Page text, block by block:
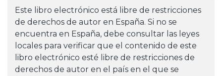
Este libro electrónico está libre de restricciones
de derechos de autor en España. Si no se
encuentra en España, debe consultar las leyes
locales para verificar que el contenido de este
libro electrónico esté libre de restricciones de
derechos de autor en el país en el que se